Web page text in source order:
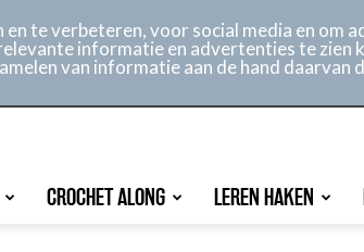
CROCHET ALONG LEREN HAKEN
te verbeteren, voor social media en om
informatie en advertenties te
van informatie aan de hand daarvan